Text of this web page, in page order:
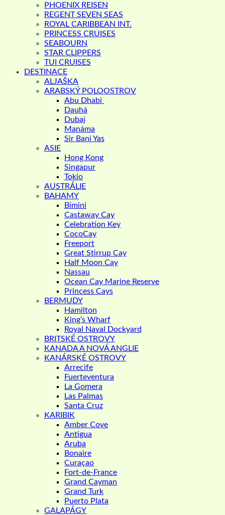
PHOENIX REISEN
REGENT SEVEN SEAS
ROYAL CARIBBEAN INT.
PRINCESS CRUISES
SEABOURN
STAR CLIPPERS
TUI CRUISES
DESTINACE
ALJAŠKA
ARABSKÝ POLOOSTROV
Abu Dhabi
Dauhá
Dubaj
Manáma
Sir Bani Yas
ASIE
Hong Kong
Singapur
Tokio
AUSTRÁLIE
BAHAMY
Bimini
Castaway Cay
Celebration Key
CocoCay
Freeport
Great Stirrup Cay
Half Moon Cay
Nassau
Ocean Cay Marine Reserve
Princess Cays
BERMUDY
Hamilton
King’s Wharf
Royal Naval Dockyard
BRITSKÉ OSTROVY
KANADA A NOVÁ ANGLIE
KANÁRSKÉ OSTROVY
Arrecife
Fuerteventura
La Gomera
Las Palmas
Santa Cruz
KARIBIK
Amber Cove
Antigua
Aruba
Bonaire
Curaçao
Fort-de-France
Grand Cayman
Grand Turk
Puerto Plata
GALAPÁGY